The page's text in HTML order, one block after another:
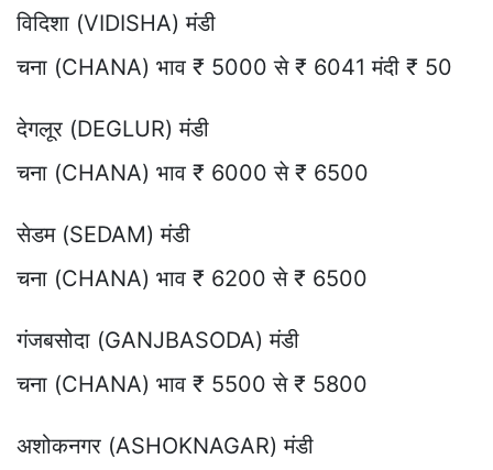
विदिशा (VIDISHA) मंडी
चना (CHANA) भाव ₹ 5000 से ₹ 6041 मंदी ₹ 50
देगलूर (DEGLUR) मंडी
चना (CHANA) भाव ₹ 6000 से ₹ 6500
सेडम (SEDAM) मंडी
चना (CHANA) भाव ₹ 6200 से ₹ 6500
गंजबसोदा (GANJBASODA) मंडी
चना (CHANA) भाव ₹ 5500 से ₹ 5800
अशोकनगर (ASHOKNAGAR) मंडी